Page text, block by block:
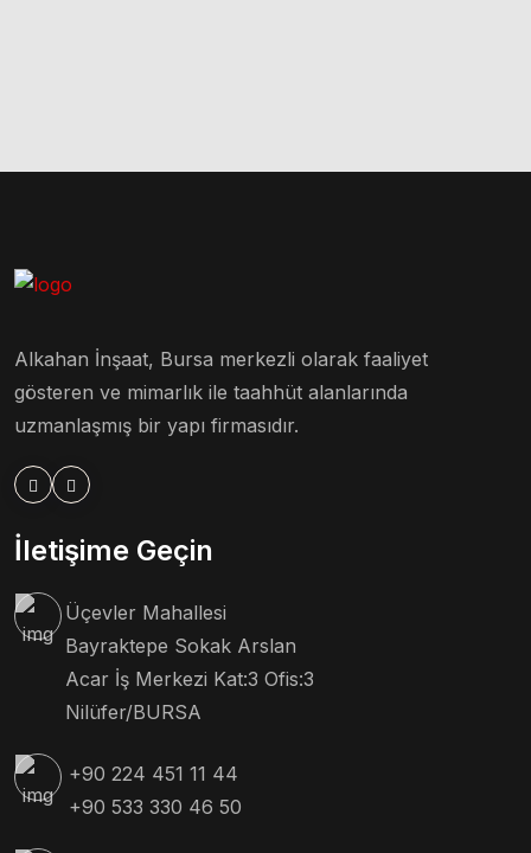
Alkahan İnşaat, Bursa merkezli olarak faaliyet
gösteren ve mimarlık ile taahhüt alanlarında
uzmanlaşmış bir yapı firmasıdır.
İletişime Geçin
Üçevler Mahallesi
Bayraktepe Sokak Arslan
Acar İş Merkezi Kat:3 Ofis:3
Nilüfer/BURSA
+90 224 451 11 44
+90 533 330 46 50